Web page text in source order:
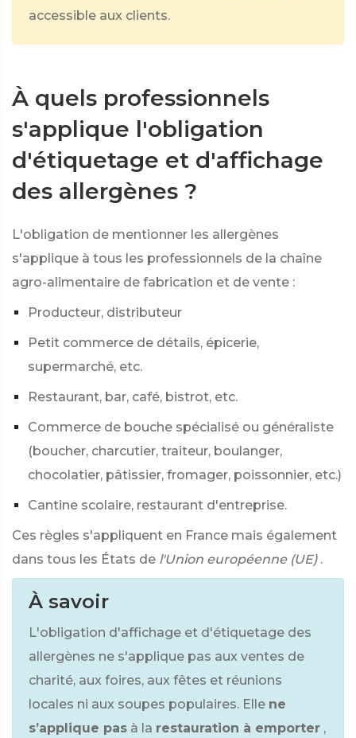
accessible aux clients.
À quels professionnels
s'applique l'obligation
d'étiquetage et d'affichage
des allergènes ?
L'obligation de mentionner les allergènes
s'applique à tous les professionnels de la chaîne
agro-alimentaire de fabrication et de vente :
Producteur, distributeur
Petit commerce de détails, épicerie,
supermarché, etc.
Restaurant, bar, café, bistrot, etc.
Commerce de bouche spécialisé ou généraliste
(boucher, charcutier, traiteur, boulanger,
chocolatier, pâtissier, fromager, poissonnier, etc.)
Cantine scolaire, restaurant d'entreprise.
Ces règles s'appliquent en France mais également
dans tous les États de l'Union européenne (UE) .
À savoir
L'obligation d'affichage et d'étiquetage des
allergènes ne s'applique pas aux ventes de
charité, aux foires, aux fêtes et réunions
locales ni aux soupes populaires. Elle ne
s’applique pas à la restauration à emporter ,